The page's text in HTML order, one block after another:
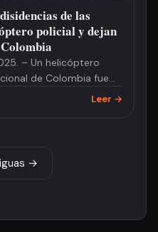
de las
policial y dejan
de Colombia fue
Leer →
→